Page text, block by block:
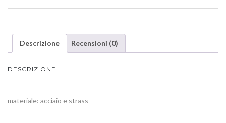
Descrizione Recensioni (0)
DESCRIZIONE
materiale: acciaio e strass